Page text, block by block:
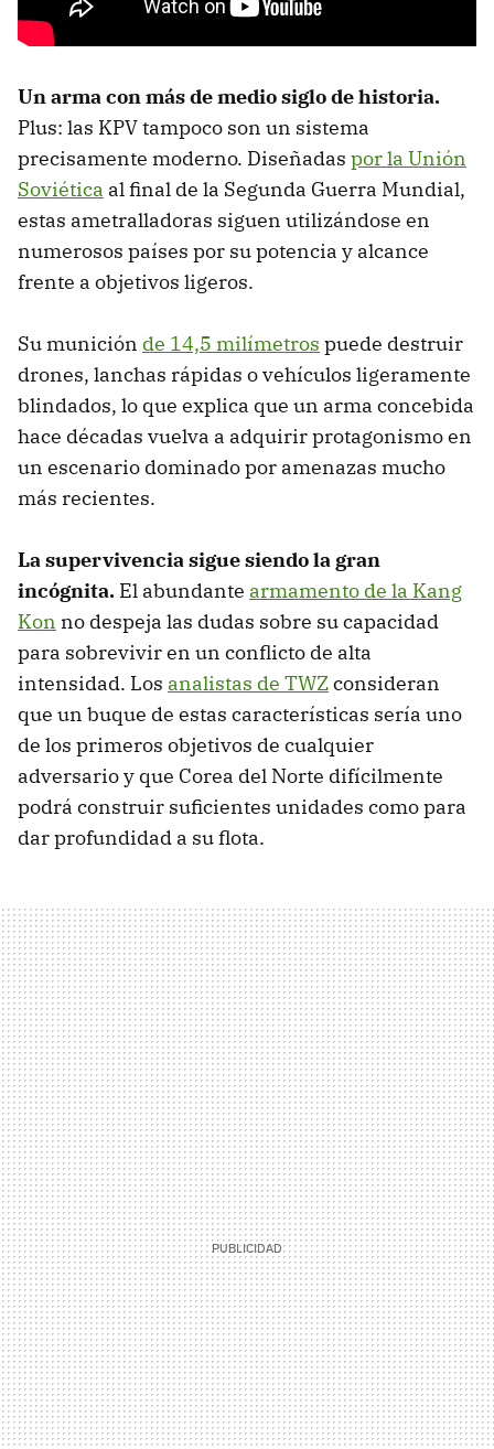
Un arma con más de medio siglo de historia.
Plus: las KPV tampoco son un sistema
precisamente moderno. Diseñadas por la Unión
Soviética al final de la Segunda Guerra Mundial,
estas ametralladoras siguen utilizándose en
numerosos países por su potencia y alcance
frente a objetivos ligeros.
Su munición de 14,5 milímetros puede destruir
drones, lanchas rápidas o vehículos ligeramente
blindados, lo que explica que un arma concebida
hace décadas vuelva a adquirir protagonismo en
un escenario dominado por amenazas mucho
más recientes.
La supervivencia sigue siendo la gran
incógnita. El abundante armamento de la Kang
Kon no despeja las dudas sobre su capacidad
para sobrevivir en un conflicto de alta
intensidad. Los analistas de TWZconsideran
que un buque de estas características sería uno
de los primeros objetivos de cualquier
adversario y que Corea del Norte difícilmente
podrá construir suficientes unidades como para
dar profundidad a su flota.